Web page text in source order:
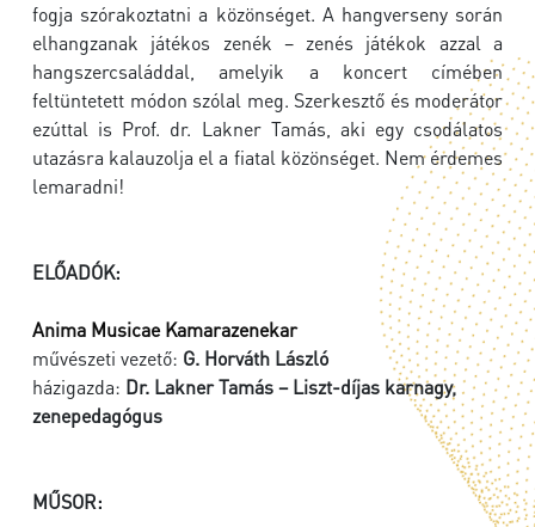
fogja szórakoztatni a közönséget. A hangverseny során
elhangzanak játékos zenék – zenés játékok azzal a
hangszercsaláddal, amelyik a koncert címében
feltüntetett módon szólal meg. Szerkesztő és moderátor
ezúttal is Prof. dr. Lakner Tamás, aki egy csodálatos
utazásra kalauzolja el a fiatal közönséget. Nem érdemes
lemaradni!
ELŐADÓK:
Anima Musicae Kamarazenekar
művészeti vezető: G. Horváth László
házigazda: Dr. Lakner Tamás – Liszt-díjas karnagy,
zenepedagógus
MŰSOR: